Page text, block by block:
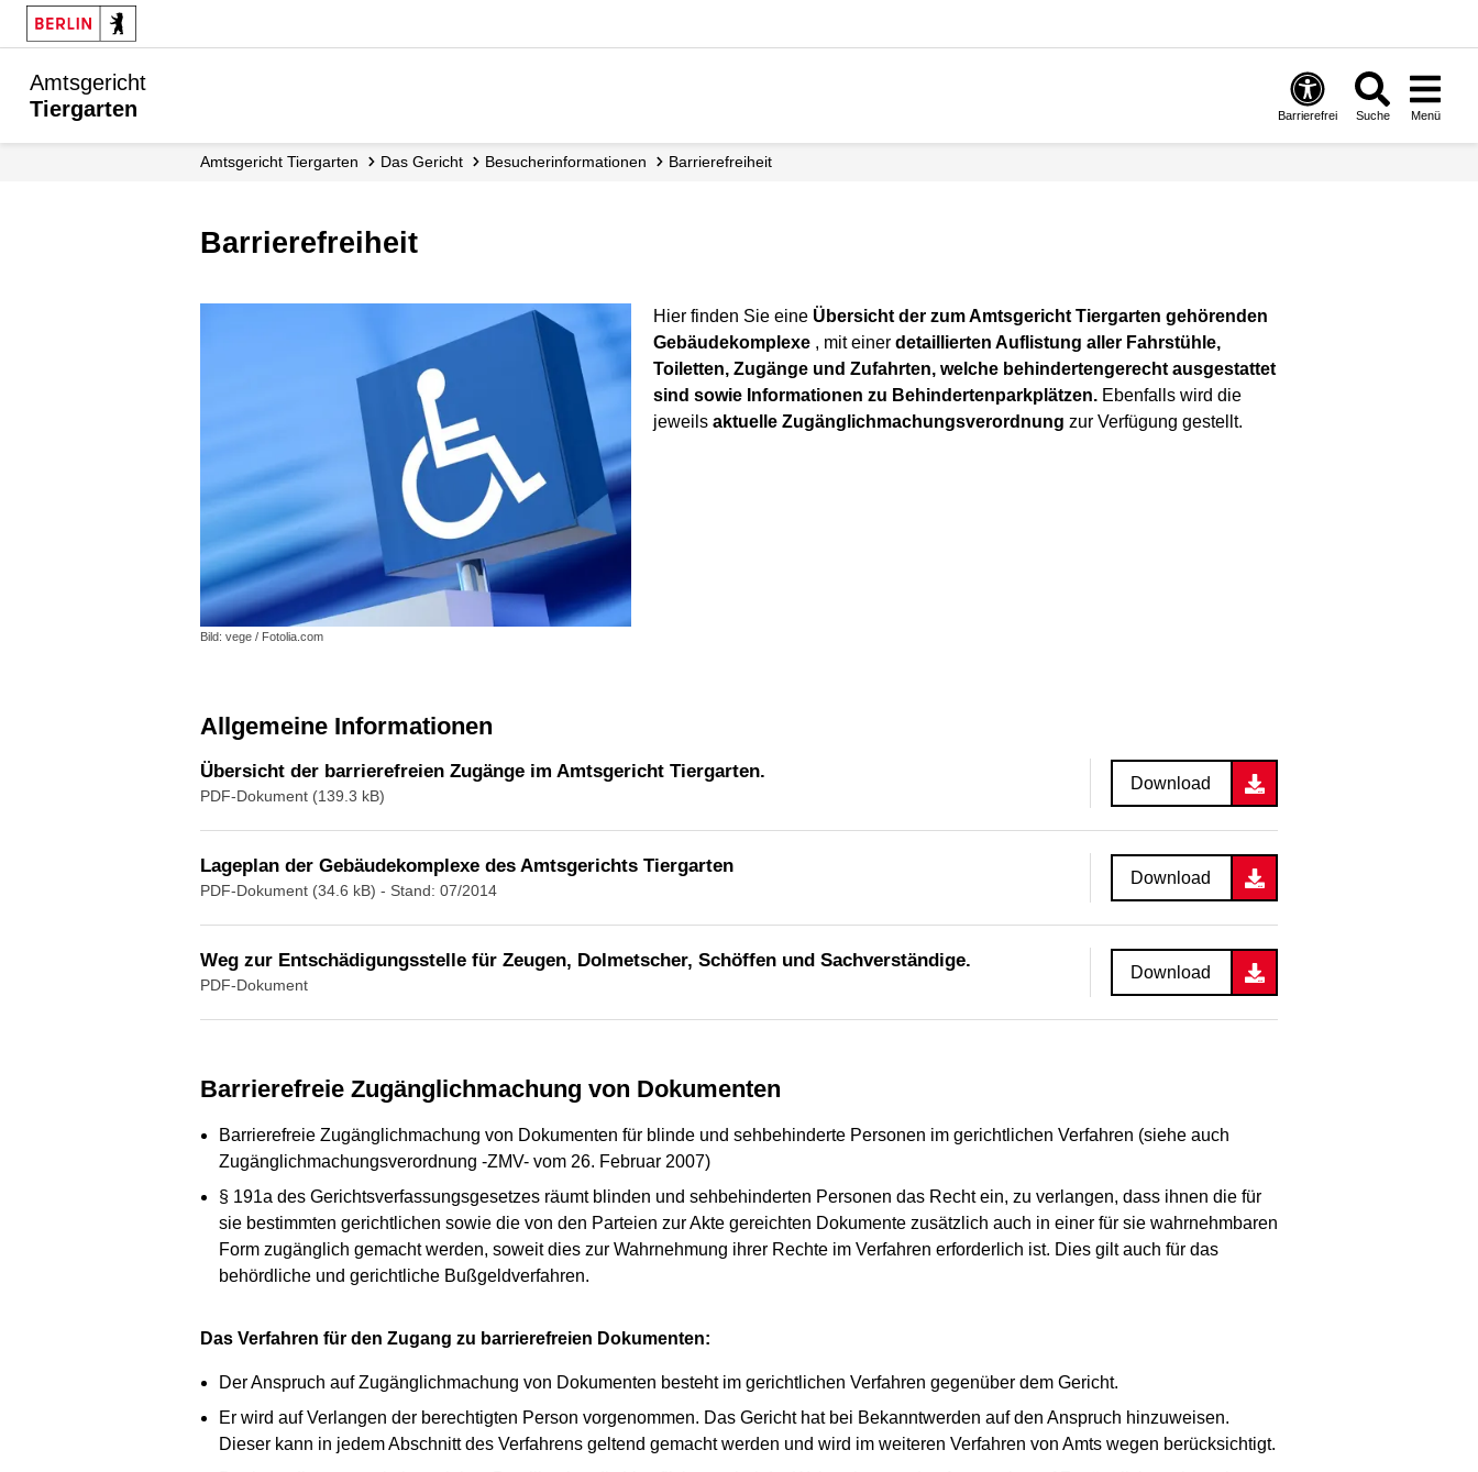
Amtsgericht
Tiergarten
Barrierefrei Suche Menü
Amtsgericht Tiergarten Das Gericht Besucher­informationen Barriere­freiheit
Barrierefreiheit
Bild: vege / Fotolia.com
Hier finden Sie eine Übersicht der zum Amtsgericht Tiergarten gehörenden
Gebäudekomplexe , mit einer detaillierten Auflistung aller Fahrstühle,
Toiletten, Zugänge und Zufahrten, welche behindertengerecht ausgestattet
sind sowie Informationen zu Behindertenparkplätzen. Ebenfalls wird die
jeweils aktuelle Zugänglichmachungsverordnung zur Verfügung gestellt.
Allgemeine Informationen
Übersicht der barrierefreien Zugänge im Amtsgericht Tiergarten.
PDF-Dokument (139.3 kB)
Download
Lageplan der Gebäudekomplexe des Amtsgerichts Tiergarten
PDF-Dokument (34.6 kB) - Stand: 07/2014
Download
Weg zur Entschädigungsstelle für Zeugen, Dolmetscher, Schöffen und Sachverständige.
PDF-Dokument
Download
Barrierefreie Zugänglichmachung von Dokumenten
Barrierefreie Zugänglichmachung von Dokumenten für blinde und sehbehinderte Personen im gerichtlichen Verfahren (siehe auch
Zugänglichmachungsverordnung -ZMV- vom 26. Februar 2007)
§ 191a des Gerichtsverfassungsgesetzes räumt blinden und sehbehinderten Personen das Recht ein, zu verlangen, dass ihnen die für
sie bestimmten gerichtlichen sowie die von den Parteien zur Akte gereichten Dokumente zusätzlich auch in einer für sie wahrnehmbaren
Form zugänglich gemacht werden, soweit dies zur Wahrnehmung ihrer Rechte im Verfahren erforderlich ist. Dies gilt auch für das
behördliche und gerichtliche Bußgeldverfahren.
Das Verfahren für den Zugang zu barrierefreien Dokumenten:
Der Anspruch auf Zugänglichmachung von Dokumenten besteht im gerichtlichen Verfahren gegenüber dem Gericht.
Er wird auf Verlangen der berechtigten Person vorgenommen. Das Gericht hat bei Bekanntwerden auf den Anspruch hinzuweisen.
Dieser kann in jedem Abschnitt des Verfahrens geltend gemacht werden und wird im weiteren Verfahren von Amts wegen berücksichtigt.